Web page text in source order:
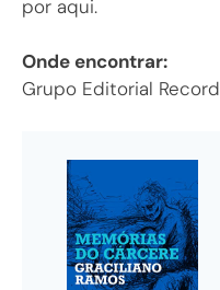
por aqui.
Onde encontrar:
Grupo Editorial Record